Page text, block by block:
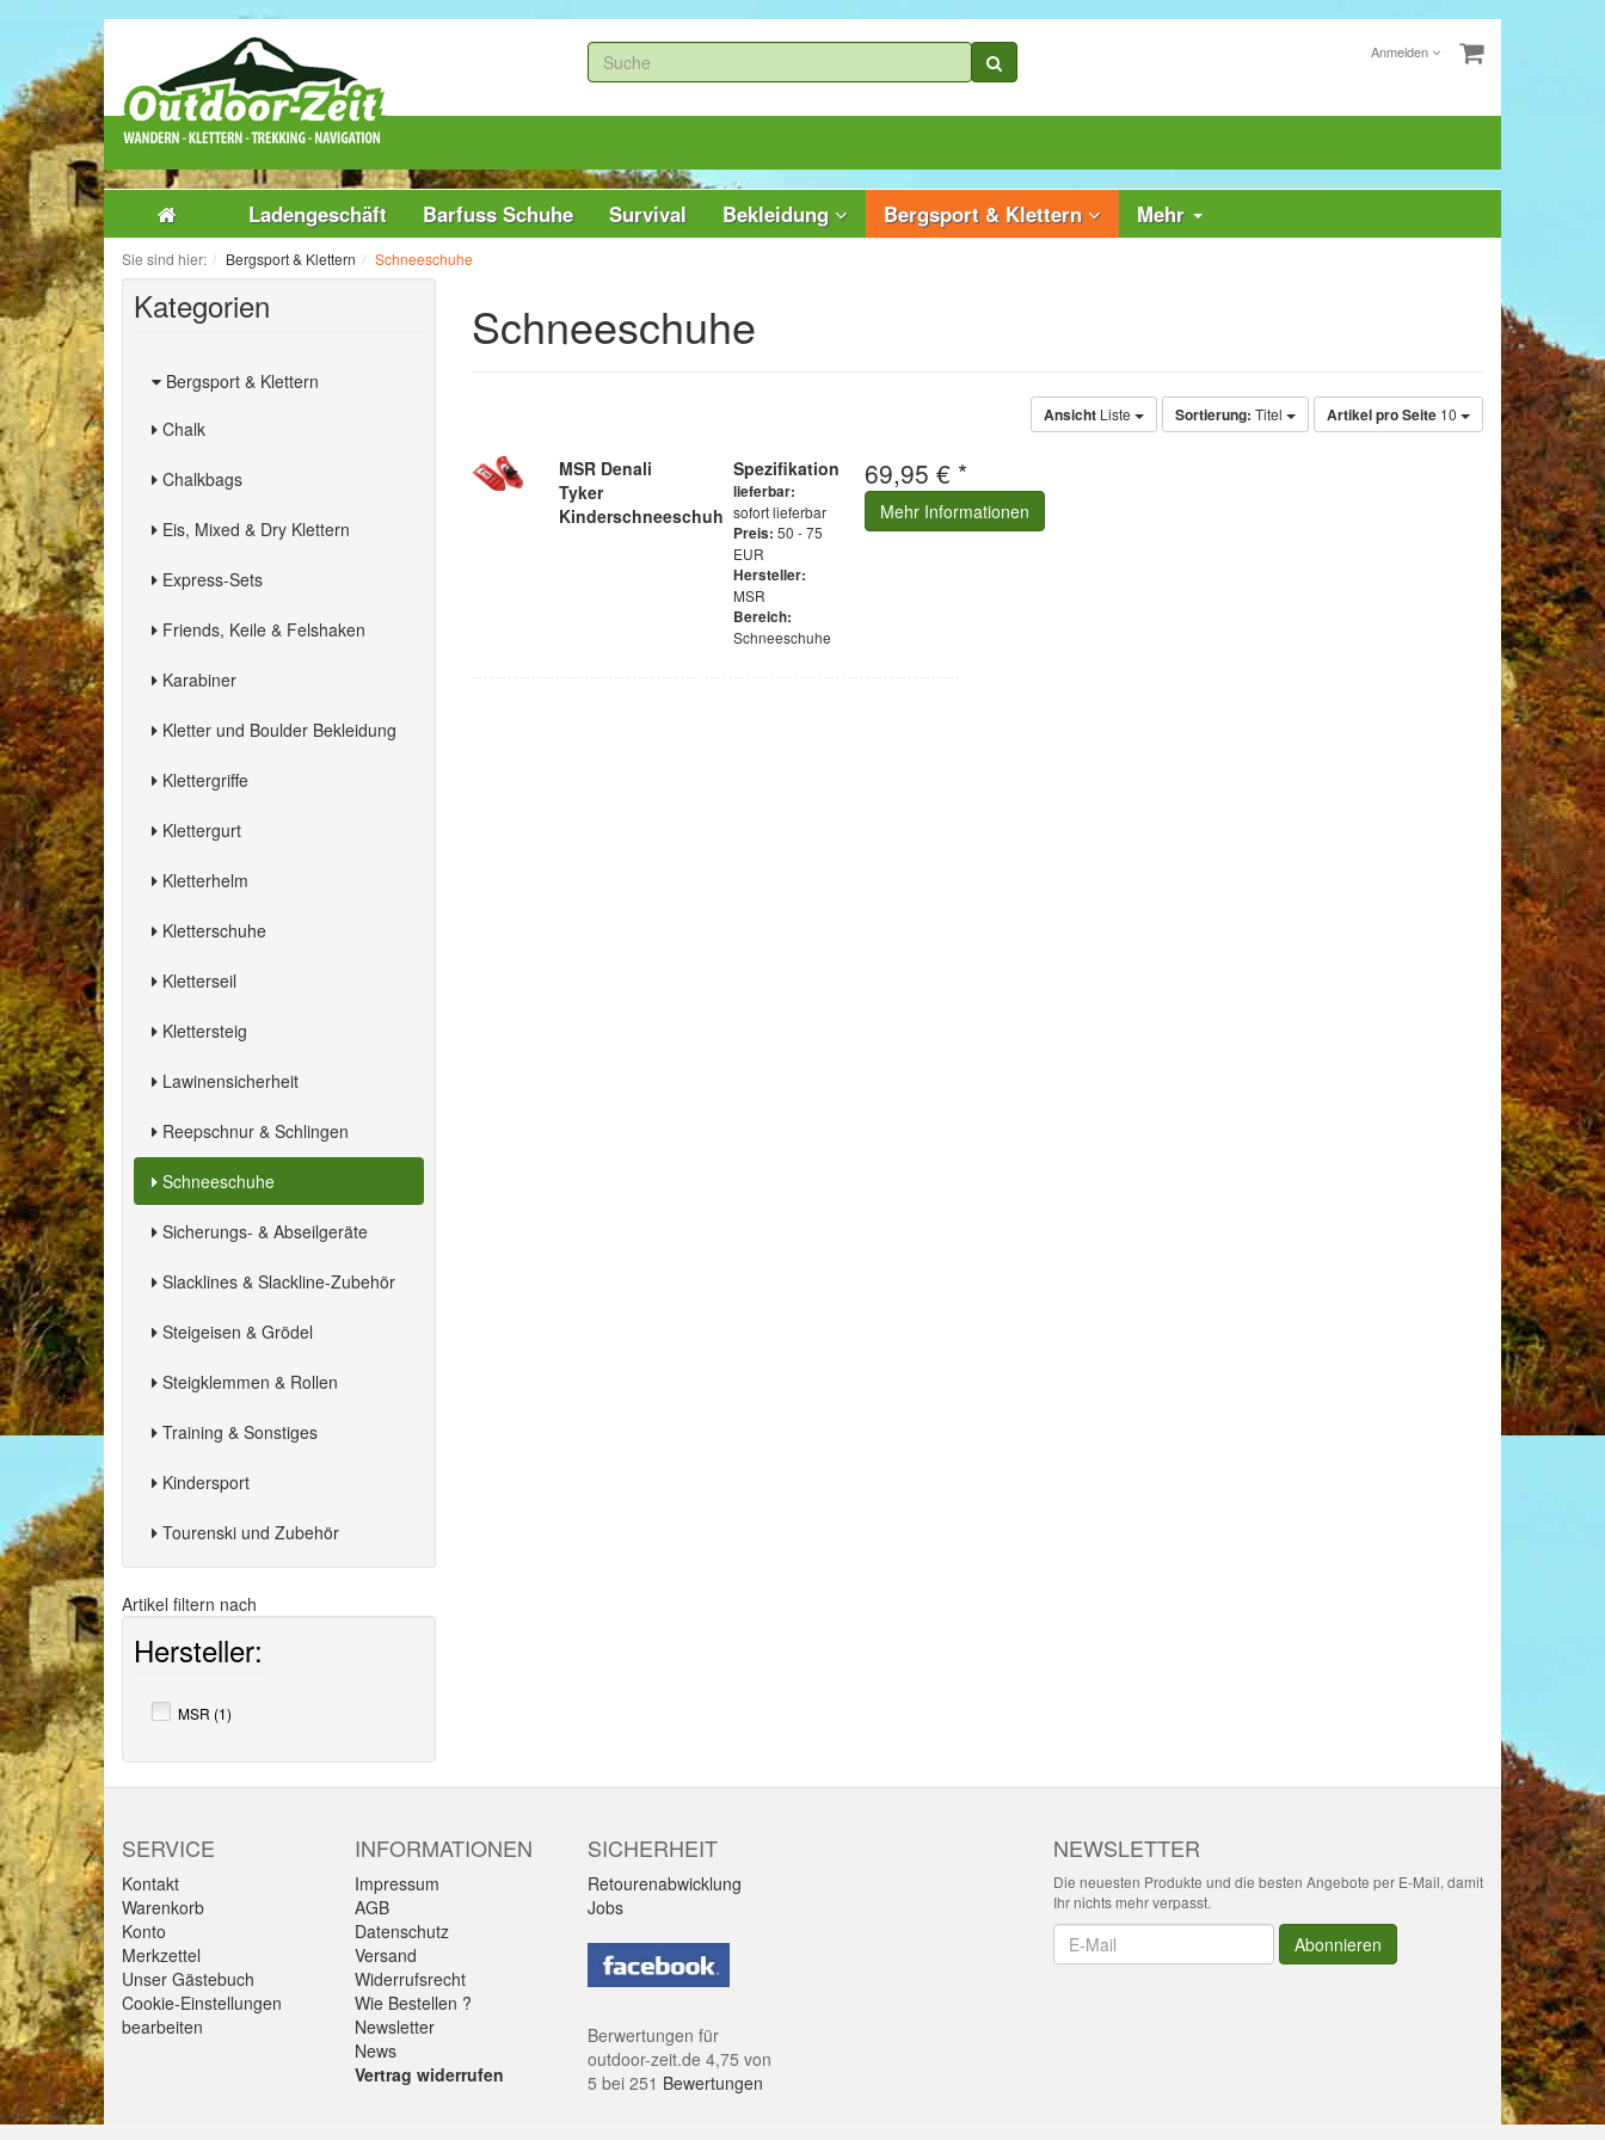
Anmelden
Ladengeschäft Barfuss Schuhe Survival Bekleidung Bergsport & Klettern Mehr
Sie sind hier: Bergsport & Klettern Schneeschuhe
Kategorien
Bergsport & Klettern
Chalk
Chalkbags
Eis, Mixed & Dry Klettern
Express-Sets
Friends, Keile & Felshaken
Karabiner
Kletter und Boulder Bekleidung
Klettergriffe
Klettergurt
Kletterhelm
Kletterschuhe
Kletterseil
Klettersteig
Lawinensicherheit
Reepschnur & Schlingen
Schneeschuhe
Sicherungs- & Abseilgeräte
Slacklines & Slackline-Zubehör
Steigeisen & Grödel
Steigklemmen & Rollen
Training & Sonstiges
Kindersport
Tourenski und Zubehör
Artikel filtern nach
Hersteller:
MSR (1)
Schneeschuhe
Ansicht Liste Sortierung: Titel Artikel pro Seite 10
MSR Denali
Tyker
Kinderschneeschuh
Spezifikation
lieferbar:
sofort lieferbar
Preis: 50 - 75
EUR
Hersteller:
MSR
Bereich:
Schneeschuhe
69,95 € *
Mehr Informationen
SERVICE
Kontakt
Warenkorb
Konto
Merkzettel
Unser Gästebuch
Cookie-Einstellungen
bearbeiten
INFORMATIONEN
Impressum
AGB
Datenschutz
Versand
Widerrufsrecht
Wie Bestellen ?
Newsletter
News
Vertrag widerrufen
SICHERHEIT
Retourenabwicklung
Jobs
Berwertungen für
outdoor-zeit.de 4,75 von
5 bei 251 Bewertungen
NEWSLETTER
Die neuesten Produkte und die besten Angebote per E-Mail, damit
Ihr nichts mehr verpasst.
Newsletter Abonnieren